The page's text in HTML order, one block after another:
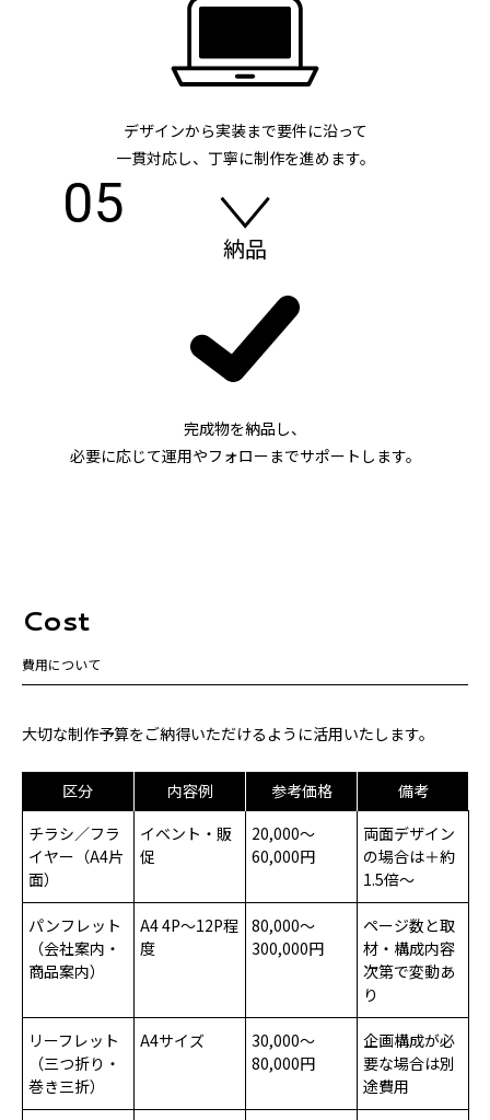
デザインから実装まで要件に沿って
一貫対応し、丁寧に制作を進めます。
05
納品
完成物を納品し、
必要に応じて運用やフォローまでサポートします。
Cost
費用について
大切な制作予算をご納得いただけるように活用いたします。
区分 内容例 参考価格
備考
チラシ／フラ
イヤー（A4片
面）
イベント・販
促
20,000〜
60,000円
両面デザイン
の場合は＋約
1.5倍〜
パンフレット
（会社案内・
商品案内）
A4 4P〜12P程
度
80,000〜
300,000円
ページ数と取
材・構成内容
次第で変動あ
り
リーフレット
（三つ折り・
巻き三折）
A4サイズ
30,000〜
80,000円
企画構成が必
要な場合は別
途費用